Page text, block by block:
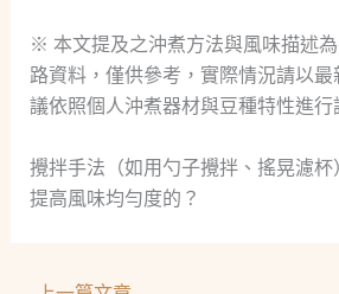
※ 本文提及之沖煮方法與風味描述
路資料，僅供參考，實際情況請以
議依照個人沖煮器材與豆種特性進行
攪拌手法（如用勺子攪拌、搖晃濾
提高風味均勻度的？